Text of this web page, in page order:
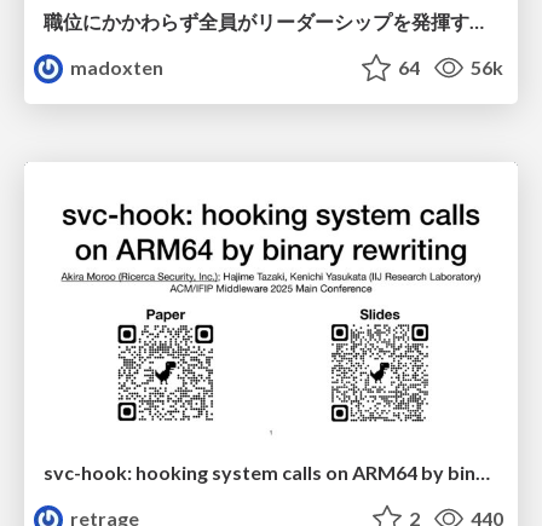
職位にかかわらず全員がリーダーシップを発揮するチーム作り / Building a team where everyone can demonstrate leadership regardless of position
madoxten
64 56k
retrage
2 440